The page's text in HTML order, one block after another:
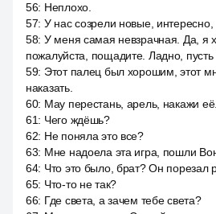
56: Неплохо.
57: У нас созрели новые, интересно,
58: У меня самая невзрачная. Да, я
пожалуйста, пощадите. Ладно, пусть
59: Этот палец был хорошим, этот
наказать.
60: May перестань, арель, накажи её.
61: Чего ждёшь?
62: Не поняла это все?
63: Мне надоела эта игра, пошли
64: Что это было, брат? Он порезал
65: Что-то не так?
66: Где света, а зачем тебе света?